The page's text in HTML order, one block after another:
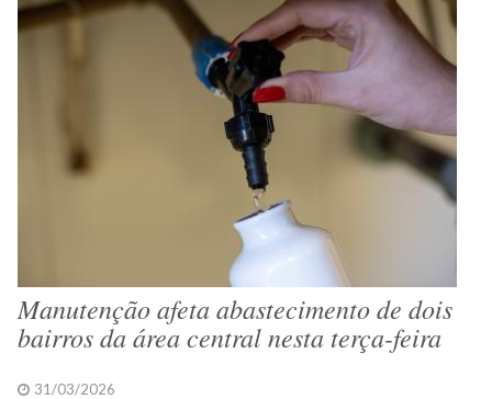
Manutenção afeta abastecimento de dois
bairros da área central nesta terça-feira
31/03/2026